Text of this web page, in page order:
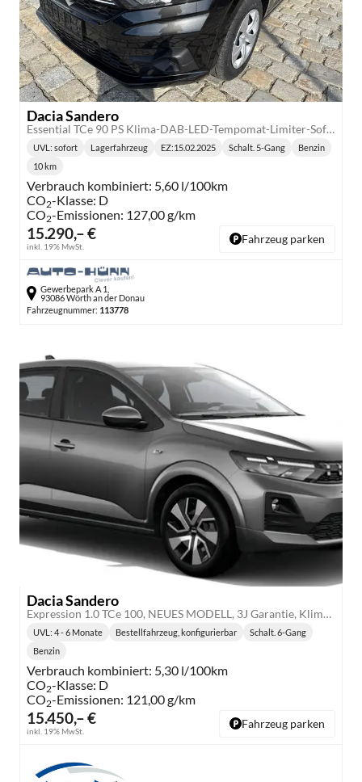
Dacia Sandero
Essential TCe 90 PS Klima-DAB-LED-Tempomat-Limiter-Sofort
15.290,– €
inkl. 19% MwSt.
Lieferzeit:
UVL : sofort Lagerfahrzeug EZ:15.02.2025
Getriebe:
Schalt. 5-Gang
Kraftstoff:
Benzin
Kilometerstand:
10 km
Verbrauch kombiniert: 5,60 l/100km
CO2-Klasse: D
CO2-Emissionen: 127,00 g/km
Fahrzeug parken
Gewerbepark A 1,
93086 Wörth an der Donau
Fahrzeugnummer: 113778
Dacia Sandero
Expression 1.0 TCe 100, NEUES MODELL, 3J Garantie, Klimaanlage, Lederlenkrad, Parksensoren hinten, Tempomat, Multimedia System 10" + Smartphone-Spiegelung, Regen-/Licht-Sensor, ZV mit Fernbedienung, Elektr. Fensterheber v/h, Nebelscheinwerfer, Armlehne
15.450,– €
inkl. 19% MwSt.
Lieferzeit:
UVL : 4 - 6 Monate Bestellfahrzeug, konfigurierbar
Getriebe:
Schalt. 6-Gang
Kraftstoff:
Benzin
Verbrauch kombiniert: 5,30 l/100km
CO2-Klasse: D
CO2-Emissionen: 121,00 g/km
Fahrzeug parken